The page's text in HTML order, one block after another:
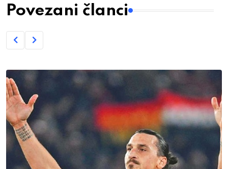
Povezani članci